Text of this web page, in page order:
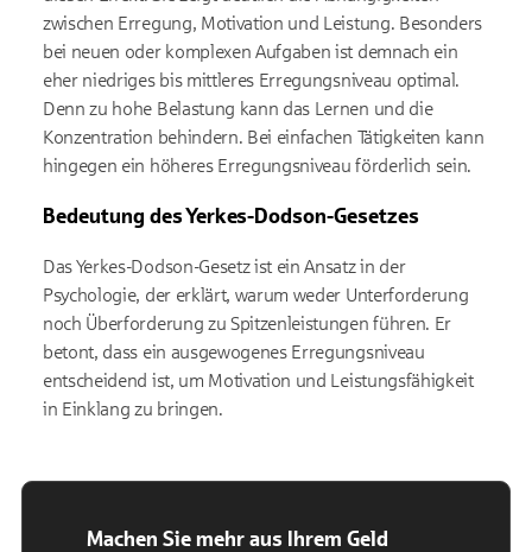
zwischen Erregung, Motivation und Leistung. Besonders
bei neuen oder komplexen Aufgaben ist demnach ein
eher niedriges bis mittleres Erregungsniveau optimal.
Denn zu hohe Belastung kann das Lernen und die
Konzentration behindern. Bei einfachen Tätigkeiten kann
hingegen ein höheres Erregungsniveau förderlich sein.
Bedeutung des Yerkes-Dodson-Gesetzes
Das Yerkes-Dodson-Gesetz ist ein Ansatz in der
Psychologie, der erklärt, warum weder Unterforderung
noch Überforderung zu Spitzenleistungen führen. Er
betont, dass ein ausgewogenes Erregungsniveau
entscheidend ist, um Motivation und Leistungsfähigkeit
in Einklang zu bringen.
Machen Sie mehr aus Ihrem Geld